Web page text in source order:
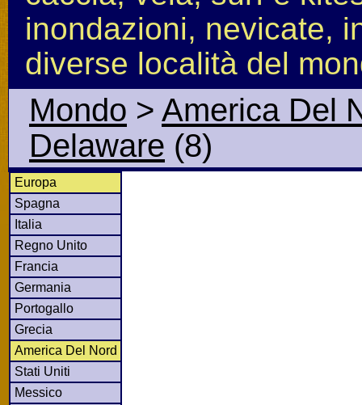
inondazioni, nevicate,
diverse località del
Mondo > America Del
Delaware (8)
Europa
Spagna
Italia
Regno Unito
Francia
Germania
Portogallo
Grecia
America Del Nord
Stati Uniti
Messico